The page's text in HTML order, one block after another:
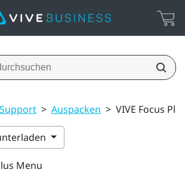
> Auspacken > VIVE Focus
Menu